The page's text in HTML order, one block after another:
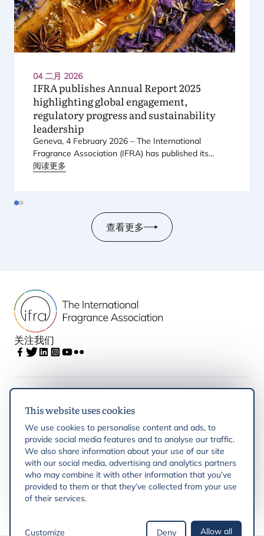
This website uses cookies
We use cookies to personalise content and ads, to
provide social media features and to analyse our traffic.
We also share information about your use of our site
with our social media, advertising and analytics partners
who may combine it with other information that you’ve
provided to them or that they’ve collected from your use
of their services.
Customize Deny Allow all
04 二月 2026
IFRApublishes Annual Report2025
highlighting global engagement,
regulatory progress and sustainability
leadership
Geneva, 4 February 2026 – The International
Fragrance Association (IFRA) has published its
Annual Report
阅读更多
查看更多
关注我们
Latest updates
IFRA Regions
Resources